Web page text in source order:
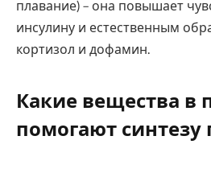
плавание) – она повышает
инсулину и естественным
кортизол и дофамин.
Какие вещества в
помогают синтезу